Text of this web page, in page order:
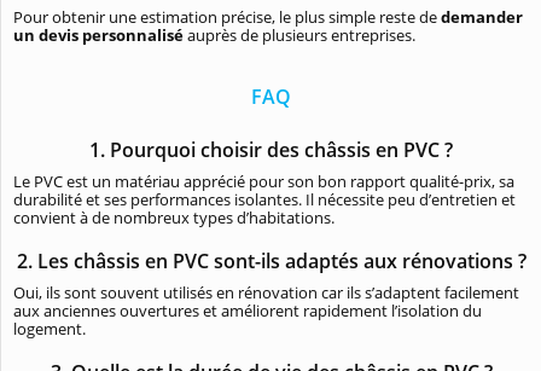
Pour obtenir une estimation précise, le plus simple reste dedemander
un devis personnaliséauprès de plusieurs entreprises.
FAQ
1. Pourquoi choisir des châssis en PVC ?
Le PVC est un matériau apprécié pour son bon rapport qualité-prix, sa
durabilité et ses performances isolantes. Il nécessite peu d’entretien et
convient à de nombreux types d’habitations.
2. Les châssis en PVC sont-ils adaptés aux rénovations ?
Oui, ils sont souvent utilisés en rénovation car ils s’adaptent facilement
aux anciennes ouvertures et améliorent rapidement l’isolation du
logement.